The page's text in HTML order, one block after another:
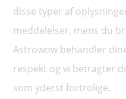
disse typer af
meddelelser, mens du
Astrowow behandler
respekt og vi betragter
som yderst fortrolige.